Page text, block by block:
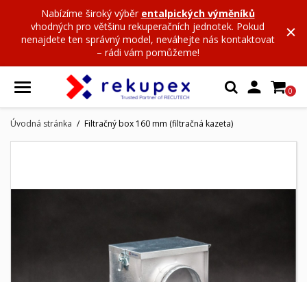
Nabízíme široký výběr entalpických výměníků
vhodných pro většinu rekuperačních jednotek. Pokud
nenajdete ten správný model, neváhejte nás kontaktovat
– rádi vám pomůžeme!
 0
Úvodná stránka Filtračný box 160 mm (filtračná kazeta)